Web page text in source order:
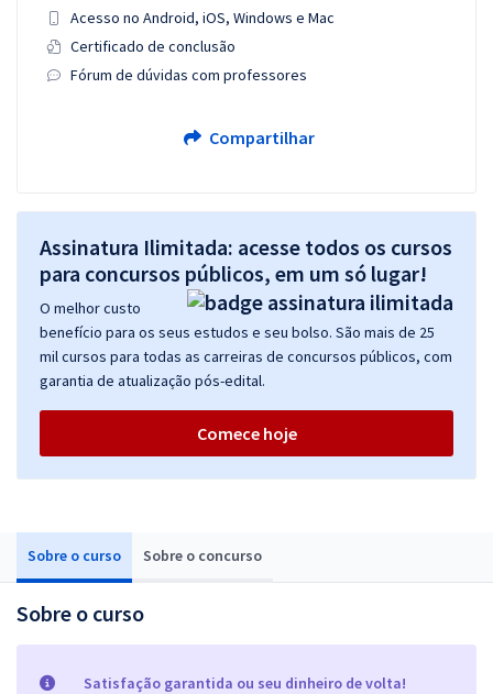
Sobre o curso Sobre o concurso
Sobre o curso
Satisfação garantida ou seu dinheiro de volta!
Acesso no Android, iOS, Windows e Mac
Certificado de conclusão
Fórum de dúvidas com professores
Compartilhar
Assinatura Ilimitada: acesse todos os cursos
para concursos públicos, em um só lugar!
O melhor custo
benefício para os seus estudos e seu bolso. São mais de 25
mil cursos para todas as carreiras de concursos públicos, com
garantia de atualização pós-edital.
Comece hoje